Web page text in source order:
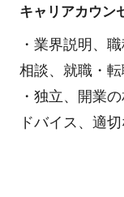
キャリアカウン
・業界説明、
相談、就職・
・独立、開業
ドバイス、適